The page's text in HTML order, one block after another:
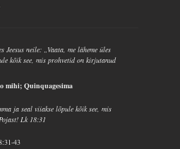
Jeesus neile: „Vaata, me läheme üles
kõik see, mis prohvetid on kirjutanud
mihi; Quinquagesima
ja seal viiakse lõpule kõik see, mis
Lk 18:31
43